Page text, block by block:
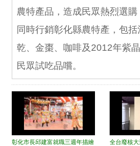
農特產品，造成民眾熱烈選購
同時行銷彰化縣農特產，包
乾、金棗、咖啡及2012年紫
民眾試吃品嚐。
彰化市長邱建富就職三週年描繪
全台廢核